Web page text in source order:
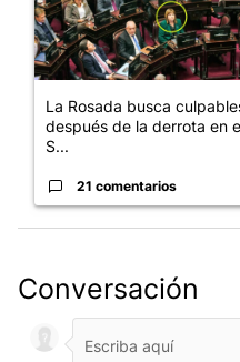
La Rosada busca
después de la derrota en
S...
21 comentarios
Conversación